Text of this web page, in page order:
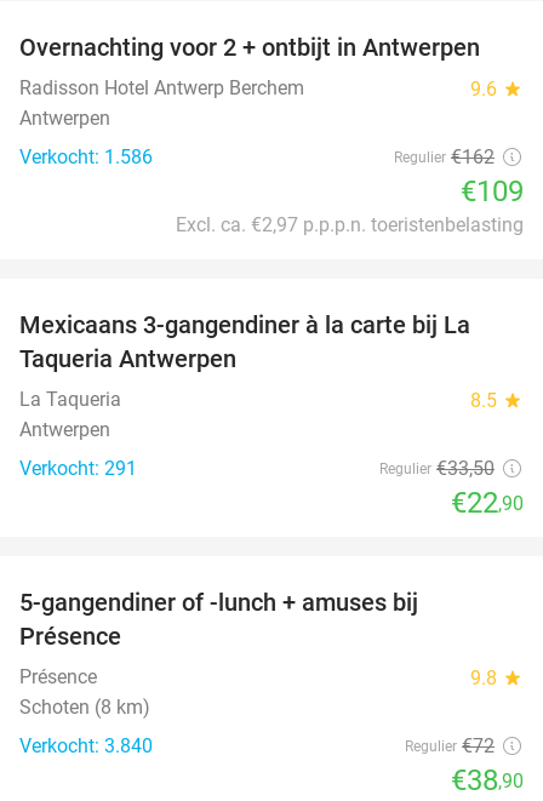
33%
Overnachting voor 2 + ontbijt in Antwerpen
Radisson Hotel Antwerp Berchem 9.6 star
Antwerpen
Verkocht: 1.586
Regulier €162
€109
Excl. ca. €2,97 p.p.p.n. toeristenbelasting
32%
Mexicaans 3-gangendiner à la carte bij La
Taqueria Antwerpen
La Taqueria 8.5 star
Antwerpen
Verkocht: 291
Regulier €33,50
€22,90
5-gangendiner of -lunch + amuses bij
Présence
Présence 9.8 star
Schoten (8 km)
Verkocht: 3.840
Regulier €72
€38,90